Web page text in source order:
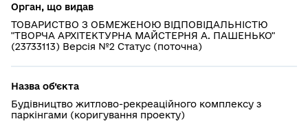
Орган, що видав
ТОВАРИСТВО З ОБМЕЖЕНОЮ ВІДПОВІДАЛЬНІСТЮ
"ТВОРЧА АРХІТЕКТУРНА МАЙСТЕРНЯ А. ПАШЕНЬКО"
(23733113) Версія №2 Статус (поточна)
Назва об’єкта
Будівництво житлово-рекреаційного комплексу з
паркінгами (коригування проекту)